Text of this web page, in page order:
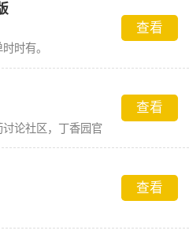
时有。
查看
论社区，丁香园官
查看
查看